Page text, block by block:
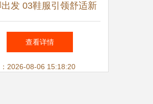
发 03鞋服引领舒适新
风尚
查看详情
2026-08-06 15:18:20